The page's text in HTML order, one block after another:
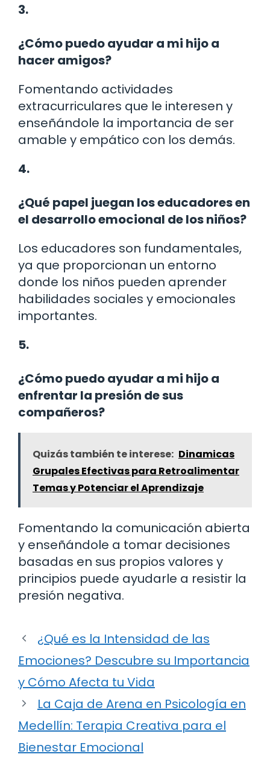
3.
¿Cómo puedo ayudar a mi hijo a
hacer amigos?
Fomentando actividades
extracurriculares que le interesen y
enseñándole la importancia de ser
amable y empático con los demás.
4.
¿Qué papel juegan los educadores en
el desarrollo emocional de los niños?
Los educadores son fundamentales,
ya que proporcionan un entorno
donde los niños pueden aprender
habilidades sociales y emocionales
importantes.
5.
¿Cómo puedo ayudar a mi hijo a
enfrentar la presión de sus
compañeros?
Quizás también te interese: Dinamicas
Grupales Efectivas para Retroalimentar
Temas y Potenciar el Aprendizaje
Fomentando la comunicación abierta
y enseñándole a tomar decisiones
basadas en sus propios valores y
principios puede ayudarle a resistir la
presión negativa.
¿Qué es la Intensidad de las
Emociones? Descubre su Importancia
y Cómo Afecta tu Vida
La Caja de Arena en Psicología en
Medellín: Terapia Creativa para el
Bienestar Emocional